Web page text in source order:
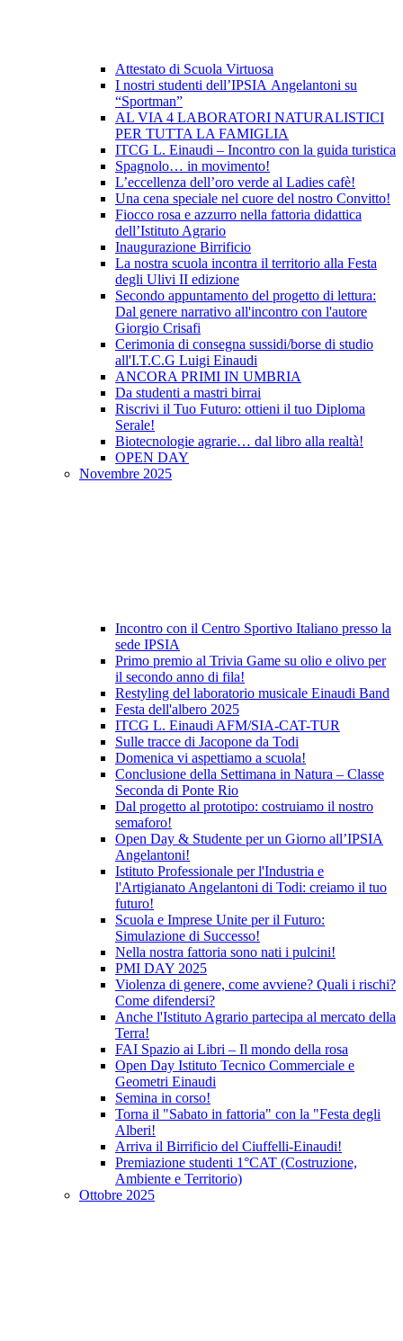
Attestato di Scuola Virtuosa
I nostri studenti dell’IPSIA Angelantoni su
“Sportman”
AL VIA 4 LABORATORI NATURALISTICI
PER TUTTA LA FAMIGLIA
ITCG L. Einaudi – Incontro con la guida turistica
Spagnolo… in movimento!
L’eccellenza dell’oro verde al Ladies cafè!
Una cena speciale nel cuore del nostro Convitto!
Fiocco rosa e azzurro nella fattoria didattica
dell’Istituto Agrario
Inaugurazione Birrificio
La nostra scuola incontra il territorio alla Festa
degli Ulivi II edizione
Secondo appuntamento del progetto di lettura:
Dal genere narrativo all'incontro con l'autore
Giorgio Crisafi
Cerimonia di consegna sussidi/borse di studio
all'I.T.C.G Luigi Einaudi
ANCORA PRIMI IN UMBRIA
Da studenti a mastri birrai
Riscrivi il Tuo Futuro: ottieni il tuo Diploma
Serale!
Biotecnologie agrarie… dal libro alla realtà!
OPEN DAY
Novembre 2025
Incontro con il Centro Sportivo Italiano presso la
sede IPSIA
Primo premio al Trivia Game su olio e olivo per
il secondo anno di fila!
Restyling del laboratorio musicale Einaudi Band
Festa dell'albero 2025
ITCG L. Einaudi AFM/SIA-CAT-TUR
Sulle tracce di Jacopone da Todi
Domenica vi aspettiamo a scuola!
Conclusione della Settimana in Natura – Classe
Seconda di Ponte Rio
Dal progetto al prototipo: costruiamo il nostro
semaforo!
Open Day & Studente per un Giorno all’IPSIA
Angelantoni!
Istituto Professionale per l'Industria e
l'Artigianato Angelantoni di Todi: creiamo il tuo
futuro!
Scuola e Imprese Unite per il Futuro:
Simulazione di Successo!
Nella nostra fattoria sono nati i pulcini!
PMI DAY 2025
Violenza di genere, come avviene? Quali i rischi?
Come difendersi?
Anche l'Istituto Agrario partecipa al mercato della
Terra!
FAI Spazio ai Libri – Il mondo della rosa
Open Day Istituto Tecnico Commerciale e
Geometri Einaudi
Semina in corso!
Torna il "Sabato in fattoria" con la "Festa degli
Alberi!
Arriva il Birrificio del Ciuffelli-Einaudi!
Premiazione studenti 1°CAT (Costruzione,
Ambiente e Territorio)
Ottobre 2025